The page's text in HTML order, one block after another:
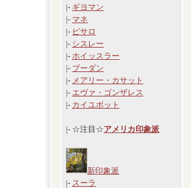
|- ギヨマン
|- マネ
|- ピサロ
|- シスレー
|- ホイッスラー
|- ブーダン
|- メアリー・カサット
|- エヴァ・ゴンザレス
|- カイユボット
|- ☆注目☆アメリカ印象派
新印象派
|- スーラ